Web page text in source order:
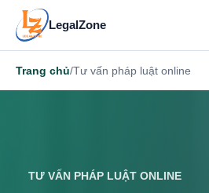
LegalZone
Trang chủ/Tư vấn pháp luật online
TƯ VẤN PHÁP LUẬT ONLINE